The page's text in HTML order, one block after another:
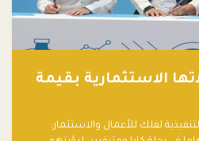
الاستثمارية بقيمة
لفلك للأعمال والاستثمار: